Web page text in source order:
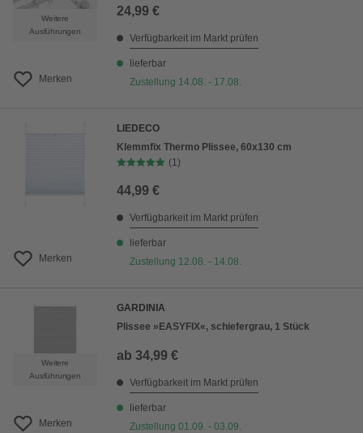
Weitere
Ausführungen
Merken
24,99 €
Verfügbarkeit im Markt prüfen
lieferbar
Zustellung 14.08. - 17.08.
Merken
LIEDECO
Klemmfix Thermo Plissee, 60x130 cm
(1)
44,99 €
Verfügbarkeit im Markt prüfen
lieferbar
Zustellung 12.08. - 14.08.
Weitere
Ausführungen
Merken
GARDINIA
Plissee »EASYFIX«, schiefergrau, 1 Stück
ab 34,99 €
Verfügbarkeit im Markt prüfen
lieferbar
Zustellung 01.09. - 03.09.